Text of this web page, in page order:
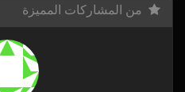
من المشاركات المميزة